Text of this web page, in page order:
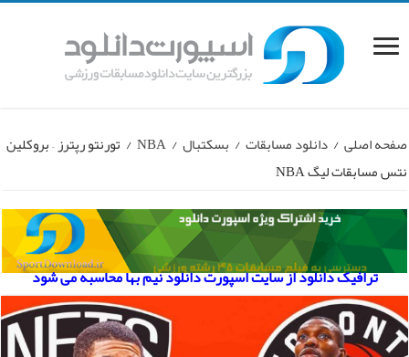
صفحه اصلی / دانلود مسابقات / بسکتبال /
NBA
/ تورنتو رپترز – بروکلین
نتس مسابقات لیگ NBA
ترافیک دانلود از سایت اسپورت دانلود نیم بها محاسبه می شود